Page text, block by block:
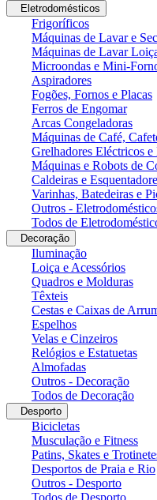
Eletrodomésticos
Frigoríficos
Máquinas de Lavar e
Máquinas de Lavar
Microondas e Mini-
Aspiradores
Fogões, Fornos e Placas
Ferros de Engomar
Arcas Congeladoras
Máquinas de Café,
Grelhadores Eléctricos e
Máquinas e Robots de
Caldeiras e
Varinhas, Batedeiras e
Outros -
Todos de
Decoração
Iluminação
Loiça e Acessórios
Quadros e Molduras
Têxteis
Cestas e Caixas de
Espelhos
Velas e Cinzeiros
Relógios e Estatuetas
Almofadas
Outros - Decoração
Todos de Decoração
Desporto
Bicicletas
Musculação e Fitness
Patins, Skates e
Desportos de Praia e Rio
Outros - Desporto
Todos de Desporto